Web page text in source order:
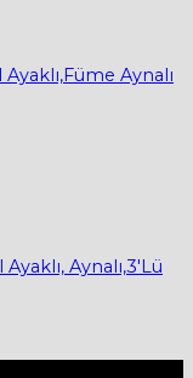
Aynalı
Aynalı,3'Lü